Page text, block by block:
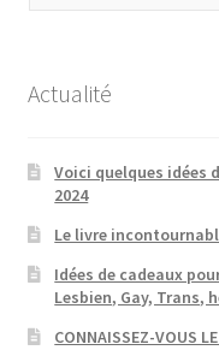
Actualité
Voici quelques idées
2024
Le livre
Idées de cadeaux
Lesbien, Gay, Trans,
CONNAISSEZ-VOUS